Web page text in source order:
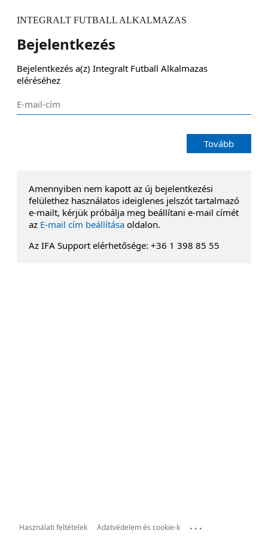
INTEGRALT FUTBALL ALKALMAZAS
Bejelentkezés
Bejelentkezés a(z) Integralt Futball Alkalmazas
eléréséhez
Tovább
Amennyiben nem kapott az új bejelentkezési
felülethez használatos ideiglenes jelszót tartalmazó
e-mailt, kérjük próbálja meg beállítani e-mail címét
az E-mail cím beállítása oldalon.
Az IFA Support elérhetősége: +36 1 398 85 55
Használati feltételek Adatvédelem és cookie-k ...